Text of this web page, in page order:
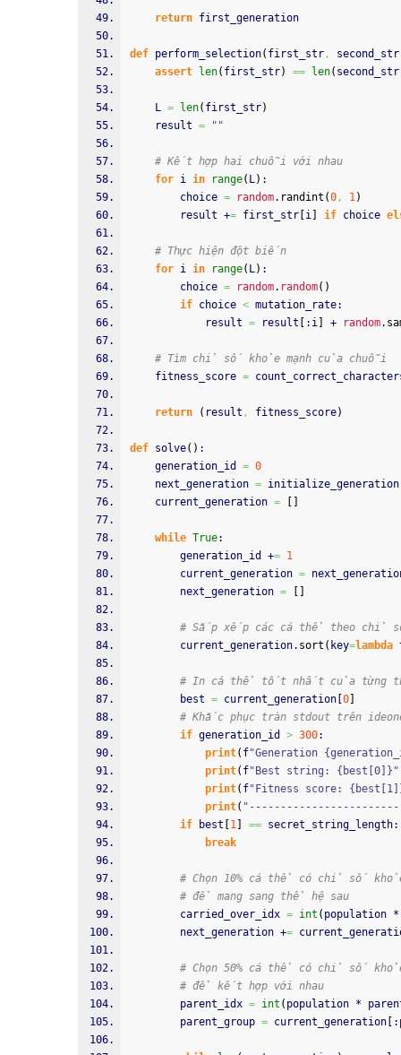
return first_generation
def perform_selection( first_str, second_str
assert
len( first_str) == len( second_str
    L
= len( first_str)
    result
= ""
# Kết hợp hai chuỗi với nhau
for i in range( L) :
        choice
= random. randint (0, 1)
        result +
= first_str i if choice
# Thực hiện đột biến
for i in range( L) :
        choice
= random. random( )
if choice < mutation_rate:
            result
= result :i + random.
# Tìm chỉ số khỏe mạnh của chuỗi
    fitness_score
=
return ( result , fitness_score)
def solve( ) :
    generation_id
= 0
    next_generation
= initialize_generation
    current_generation
=
while True:
        generation_id +
= 1
        current_generation
=
        next_generation
=
# Sắp xếp các cá thể theo chỉ
        current_generation.
sort ( key=lambda
# In cá thể tốt nhất của từng
        best
= current_generation 0
# Khắc phục tràn stdout trên
if generation_id > 300:
print( f"Generation
print( f"Best string: {best[0]}"
print( f"Fitness score:
print(
if best 1 == secret_string_length:
break
# Chọn 10% cá thể có chỉ số
# để mang sang thể hệ sau
        carried_over_idx
= int ( population
        next_generation +
=
# Chọn 50% cá thể có chỉ số
# để kết hợp với nhau
        parent_idx
= int ( population *
        parent_group
= current_generation